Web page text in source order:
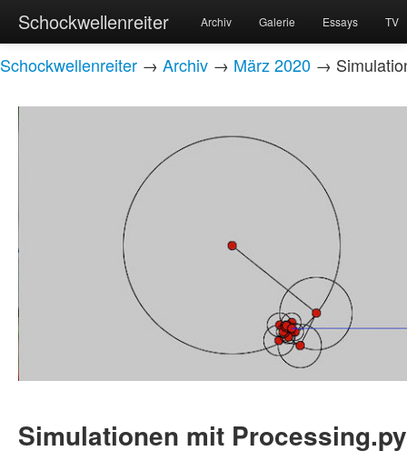
Schockwellenreiter Archiv Galerie Essays TV
Schockwellenreiter → Archiv → März 2020 →
Simulationen mit